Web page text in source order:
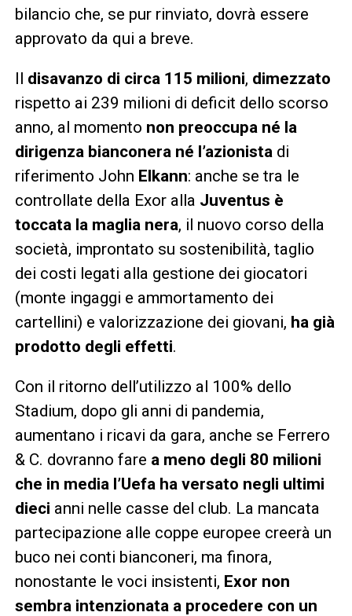
bilancio che, se pur rinviato, dovrà essere
approvato da qui a breve.
Il disavanzo di circa 115 milioni, dimezzato
rispetto ai 239 milioni di deficit dello scorso
anno, al momento non preoccupa né la
dirigenza bianconera né l’azionista di
riferimento John Elkann: anche se tra le
controllate della Exor alla Juventus è
toccata la maglia nera, il nuovo corso della
società, improntato su sostenibilità, taglio
dei costi legati alla gestione dei giocatori
(monte ingaggi e ammortamento dei
cartellini) e valorizzazione dei giovani, ha già
prodotto degli effetti.
Con il ritorno dell’utilizzo al 100% dello
Stadium, dopo gli anni di pandemia,
aumentano i ricavi da gara, anche se Ferrero
& C. dovranno fare a meno degli 80 milioni
che in media l’Uefa ha versato negli ultimi
dieci anni nelle casse del club. La mancata
partecipazione alle coppe europee creerà un
buco nei conti bianconeri, ma finora,
nonostante le voci insistenti, Exor non
sembra intenzionata a procedere con un